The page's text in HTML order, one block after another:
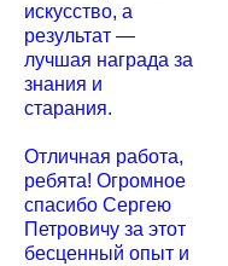
искусство, а
результат —
лучшая награда за
знания и
старания.
Отличная работа,
ребята! Огромное
спасибо Сергею
Петровичу за этот
бесценный опыт и